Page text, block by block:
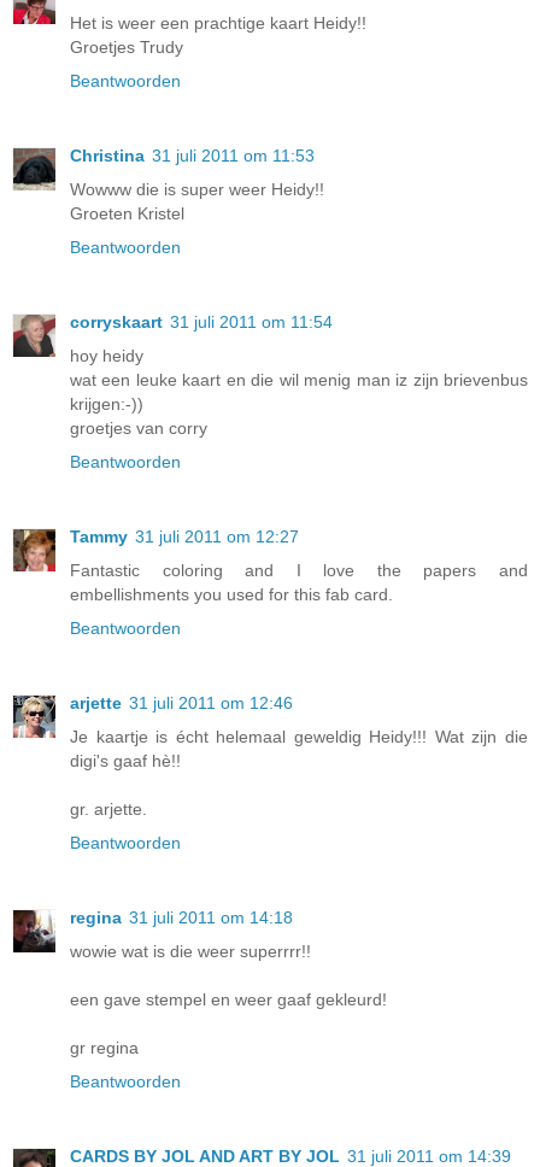
Het is weer een prachtige kaart Heidy!!
Groetjes Trudy
Beantwoorden
Christina 31 juli 2011 om 11:53
Wowww die is super weer Heidy!!
Groeten Kristel
Beantwoorden
corryskaart 31 juli 2011 om 11:54
hoy heidy
wat een leuke kaart en die wil menig man iz zijn brievenbus
krijgen:-))
groetjes van corry
Beantwoorden
Tammy 31 juli 2011 om 12:27
Fantastic coloring and I love the papers and
embellishments you used for this fab card.
Beantwoorden
arjette 31 juli 2011 om 12:46
Je kaartje is écht helemaal geweldig Heidy!!! Wat zijn die
digi's gaaf hè!!
gr. arjette.
Beantwoorden
regina 31 juli 2011 om 14:18
wowie wat is die weer superrrr!!
een gave stempel en weer gaaf gekleurd!
gr regina
Beantwoorden
CARDS BY JOL AND ART BY JOL 31 juli 2011 om 14:39